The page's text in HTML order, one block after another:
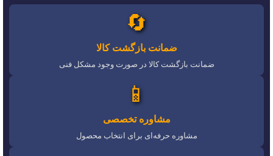
🔄
ضمانت بازگشت کالا
ضمانت بازگشت کالا در صورت وجود مشکل فنی
📱
مشاوره تخصصی
مشاوره حرفه‌ای برای انتخاب محصول